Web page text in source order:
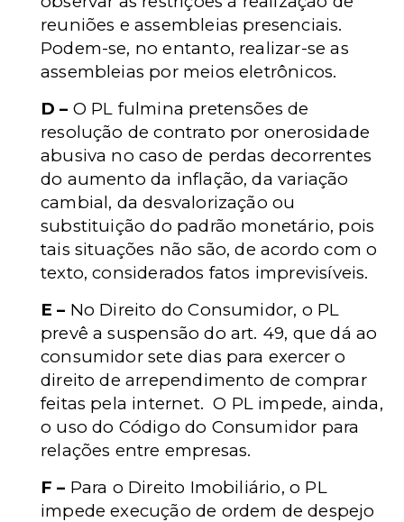
reuniões e assembleias presenciais.
Podem-se, no entanto, realizar-se as
assembleias por meios eletrônicos.
D – O PL fulmina pretensões de
resolução de contrato por onerosidade
abusiva no caso de perdas decorrentes
do aumento da inflação, da variação
cambial, da desvalorização ou
substituição do padrão monetário, pois
tais situações não são, de acordo com o
texto, considerados fatos imprevisíveis.
E – No Direito do Consumidor, o PL
prevê a suspensão do art. 49, que dá ao
consumidor sete dias para exercer o
direito de arrependimento de comprar
feitas pela internet. O PL impede, ainda,
o uso do Código do Consumidor para
relações entre empresas.
F – Para o Direito Imobiliário, o PL
impede execução de ordem de despejo